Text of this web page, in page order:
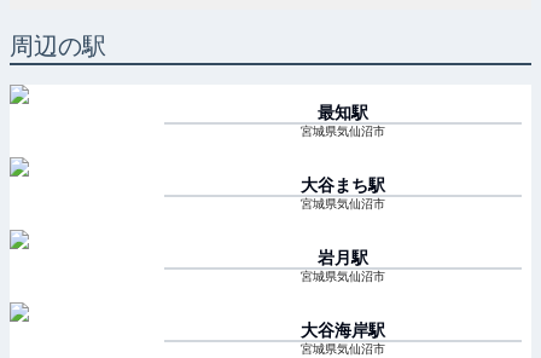
周辺の駅
最知駅
宮城県気仙沼市
大谷まち駅
宮城県気仙沼市
岩月 駅
宮城県気仙沼市
大谷海岸駅
宮城県気仙沼市